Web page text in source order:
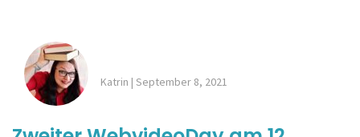
Katrin | September 8, 2021